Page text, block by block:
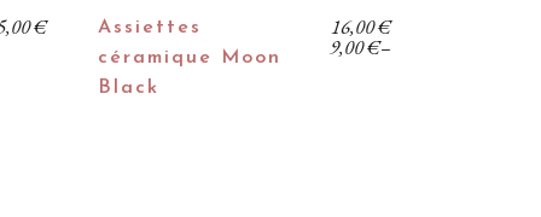
€
Assiettes
céramique Moon
Black
9,00€–
16,00€